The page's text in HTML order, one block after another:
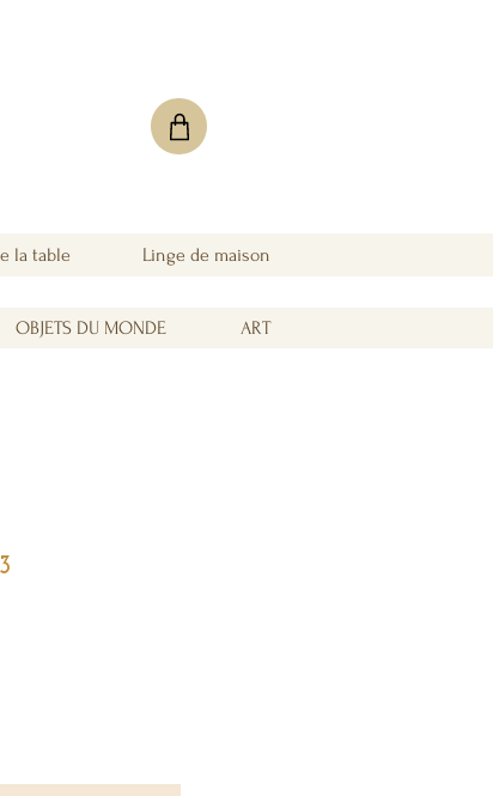
la table Linge de maison
OBJETS DU MONDE ART